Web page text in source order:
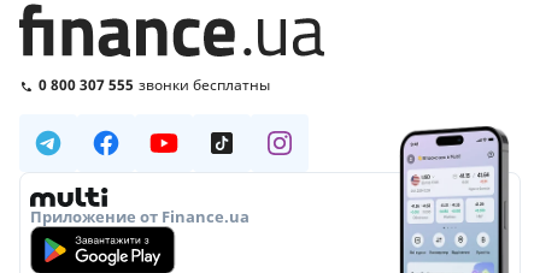
0 800 307 555 звонки бесплатны
Приложение от Finance.ua